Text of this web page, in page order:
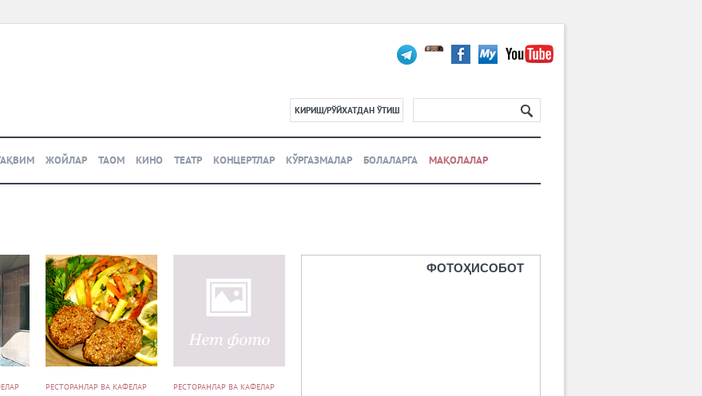
КИРИШ/РЎЙХАТДАН ЎТИШ
ЖОЙЛАР ТАОМ КИНО ТЕАТР КОНЦЕРТЛАР КЎРГАЗМАЛАР БОЛАЛАРГА МАҚОЛАЛАР
РЕСТОРАНЛАР ВА КАФЕЛАР РЕСТОРАНЛАР ВА КАФЕЛАР
ФОТОҲИСОБОТ